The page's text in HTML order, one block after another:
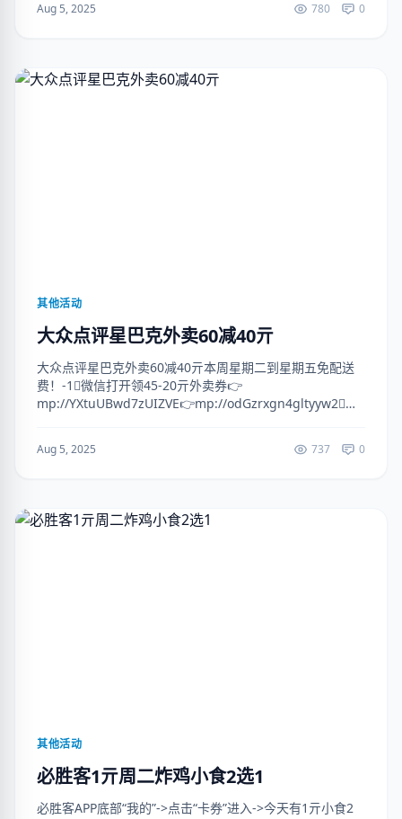
Aug 5, 2025 780 0
其他活动
大众点评星巴克外卖60减40亓
大众点评星巴克外卖60减40亓本周星期二到星期五免配送
费！-1⃣️微信打开领45-20亓外卖券👉
mp://YXtuUBwd7zUIZVE👉mp://odGzrxgn4gltyyw2⃣️微
Aug 5, 2025 737 0
其他活动
必胜客1亓周二炸鸡小食2选1
必胜客APP底部“我的”->点击“卡券”进入->今天有1亓小食2